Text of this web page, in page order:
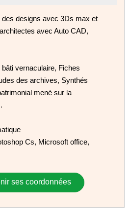
designs avec 3Ds max et
avec Auto CAD,
vernaculaire, Fiches
des archives, Synthés
mené sur la
Cs, Microsoft office,
ses coordonnées